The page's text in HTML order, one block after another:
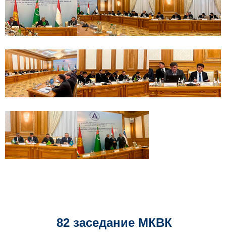
82 заседание МКВК